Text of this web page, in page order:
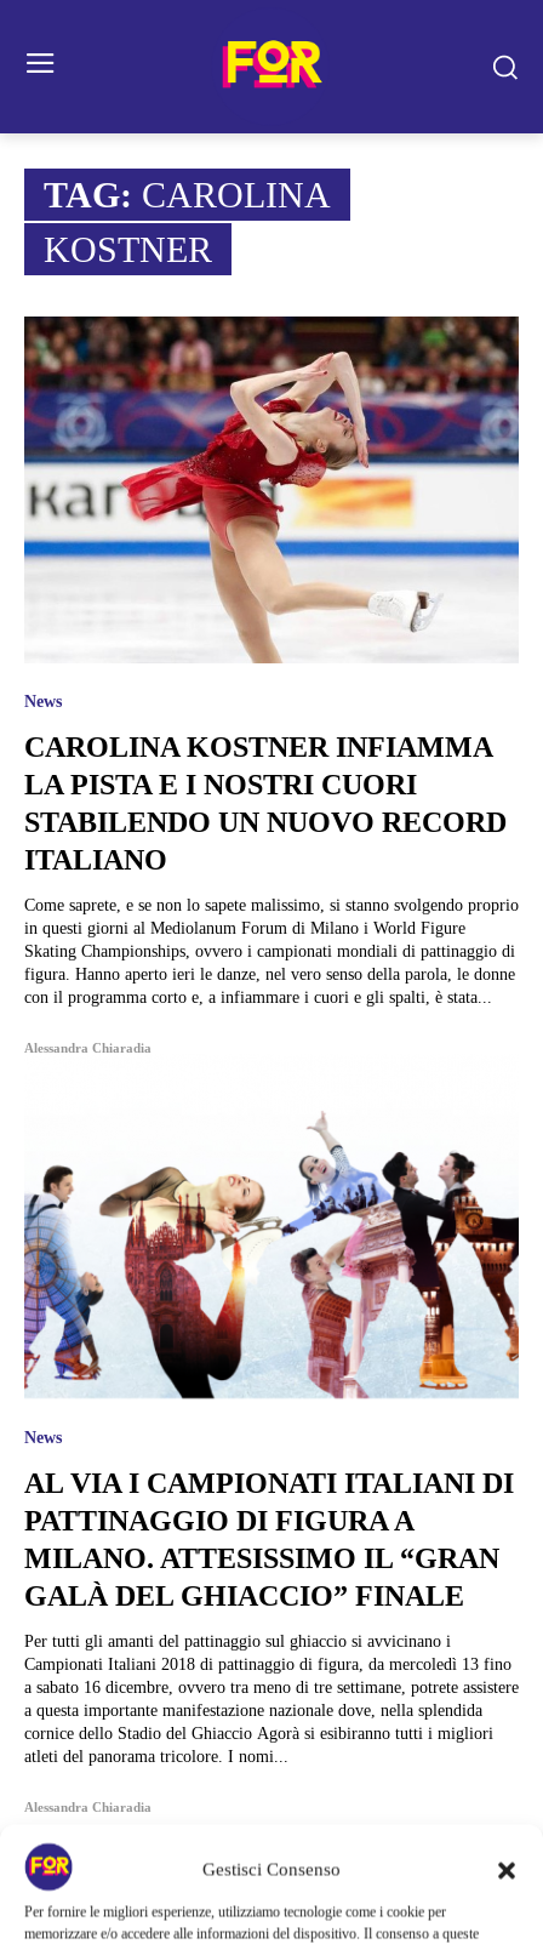
Gestisci Consenso
Per fornire le migliori esperienze, utilizziamo tecnologie come i cookie per
memorizzare e/o accedere alle informazioni del dispositivo. Il consenso a queste
TAG: CAROLINA
KOSTNER
News
CAROLINA KOSTNER INFIAMMA
LA PISTA E I NOSTRI CUORI
STABILENDO UN NUOVO RECORD
ITALIANO
Come saprete, e se non lo sapete malissimo, si stanno svolgendo proprio
in questi giorni al Mediolanum Forum di Milano i World Figure
Skating Championships, ovvero i campionati mondiali di pattinaggio di
figura. Hanno aperto ieri le danze, nel vero senso della parola, le donne
con il programma corto e, a infiammare i cuori e gli spalti, è stata...
Alessandra Chiaradia
News
AL VIA I CAMPIONATI ITALIANI DI
PATTINAGGIO DI FIGURA A
MILANO. ATTESISSIMO IL “GRAN
GALÀ DEL GHIACCIO” FINALE
Per tutti gli amanti del pattinaggio sul ghiaccio si avvicinano i
Campionati Italiani 2018 di pattinaggio di figura, da mercoledì 13 fino
a sabato 16 dicembre, ovvero tra meno di tre settimane, potrete assistere
a questa importante manifestazione nazionale dove, nella splendida
cornice dello Stadio del Ghiaccio Agorà si esibiranno tutti i migliori
atleti del panorama tricolore. I nomi...
Alessandra Chiaradia